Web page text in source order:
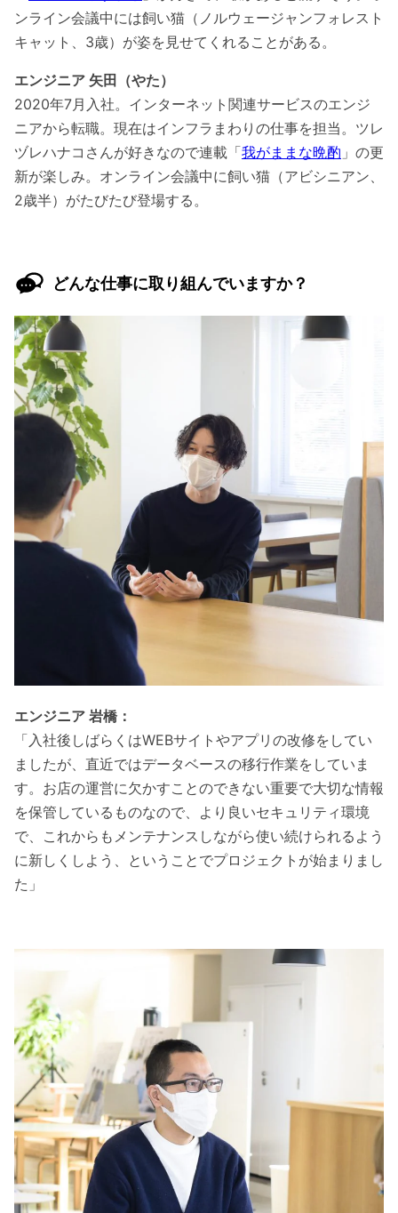
ンライン会議中には飼い猫（ノルウェージャンフォレスト
キャット、3歳）が姿を見せてくれることがある。
エンジニア 矢田（やた）
2020年7月入社。インターネット関連サービスのエンジ
ニアから転職。現在はインフラまわりの仕事を担当。ツレ
ヅレハナコさんが好きなので連載「我がままな晩酌 」の更
新が楽しみ。オンライン会議中に飼い猫（アビシニアン、
2歳半）がたびたび登場する。
どんな仕事に取り組んでいますか？
エンジニア 岩橋：
「入社後しばらくはWEBサイトやアプリの改修をしてい
ましたが、直近ではデータベースの移行作業をしていま
す。お店の運営に欠かすことのできない重要で大切な情報
を保管しているものなので、より良いセキュリティ環境
で、これからもメンテナンスしながら使い続けられるよう
に新しくしよう、ということでプロジェクトが始まりまし
た」